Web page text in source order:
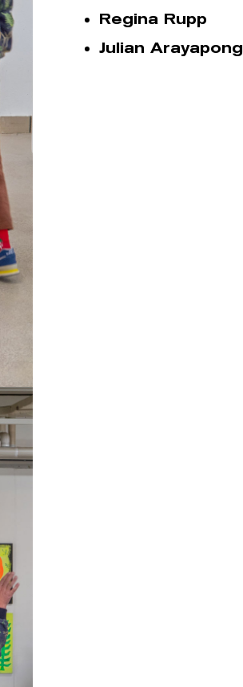
Regina Rupp
Julian Arayapong